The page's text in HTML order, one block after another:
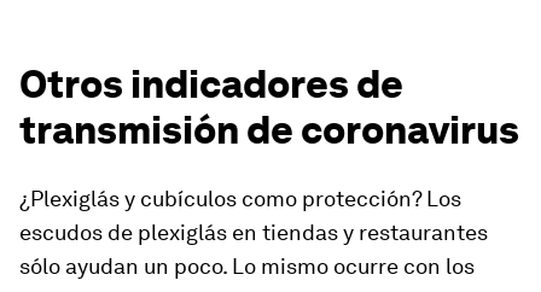
Otros indicadores de
transmisión de coronavirus
¿Plexiglás y cubículos como protección? Los
escudos de plexiglás en tiendas y restaurantes
sólo ayudan un poco. Lo mismo ocurre con los